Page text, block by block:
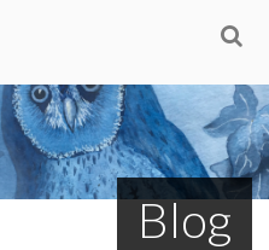
Blog